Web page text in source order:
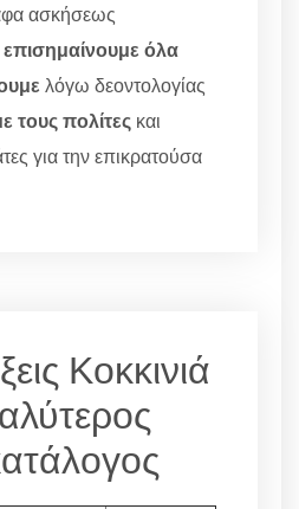
ασκήσεως
επισημαίνουμε όλα
λόγω δεοντολογίας
τους πολίτες και
για την επικρατούσα
Κοκκινιά